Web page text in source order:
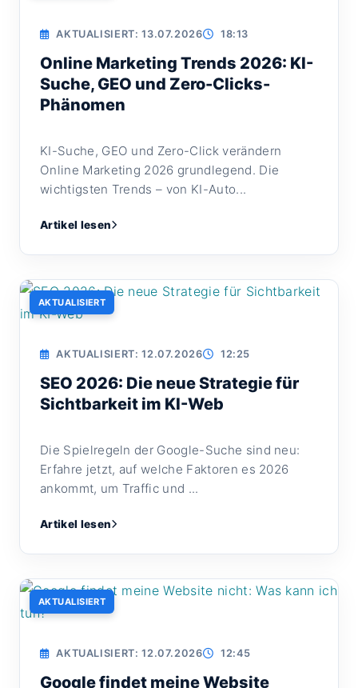
AKTUALISIERT: 13.07.2026 18:13
Online Marketing Trends 2026: KI-
Suche, GEO und Zero-Clicks-
Phänomen
KI-Suche, GEO und Zero-Click verändern
Online Marketing 2026 grundlegend. Die
wichtigsten Trends – von KI-Auto...
Artikel lesen
AKTUALISIERT
AKTUALISIERT: 12.07.2026 12:25
SEO 2026: Die neue Strategie für
Sichtbarkeit im KI-Web
Die Spielregeln der Google-Suche sind neu:
Erfahre jetzt, auf welche Faktoren es 2026
ankommt, um Traffic und ...
Artikel lesen
AKTUALISIERT
AKTUALISIERT: 12.07.2026 12:45
Google findet meine Website